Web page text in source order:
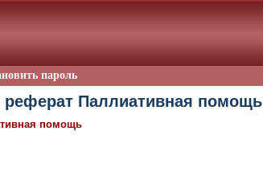
пароль
реферат Паллиативная помощь
помощь